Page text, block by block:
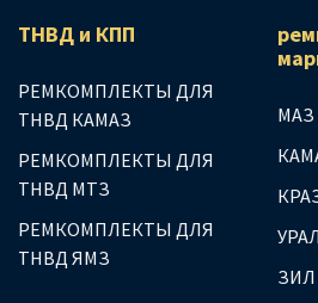
ТНВД и КПП
РЕМКОМПЛЕКТЫ ДЛЯ
ТНВД КАМАЗ
РЕМКОМПЛЕКТЫ ДЛЯ
ТНВД МТЗ
РЕМКОМПЛЕКТЫ ДЛЯ
ТНВД ЯМЗ
МАЗ
УРАЛ
ЗИЛ